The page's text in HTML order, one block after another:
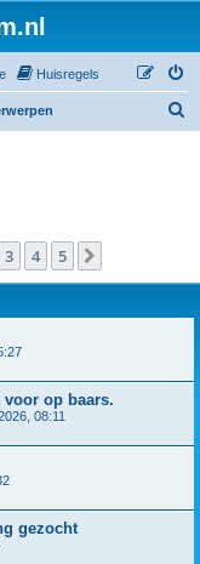
Huisregels
3 4 5
voor op baars.
08:11
gezocht